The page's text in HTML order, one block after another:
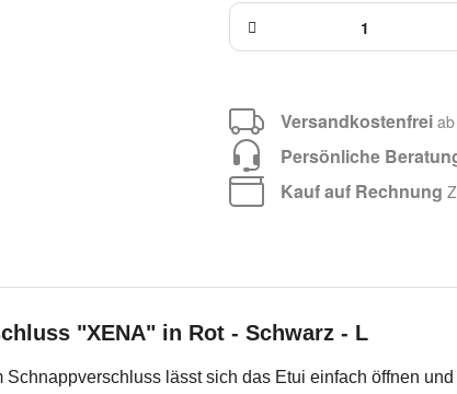
Versandkostenfrei
Persönliche
Kauf auf Rechnung
"XENA" in Rot - Schwarz - L
lässt sich das Etui einfach öffnen